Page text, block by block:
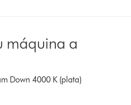
máquina a
Down 4000 K (plata)